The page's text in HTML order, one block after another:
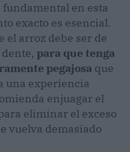
en esta
exacto es esencial.
el arroz debe ser de
para que tenga
pegajosa que
una experiencia
enjuagar el
eliminar el exceso
vuelva demasiado